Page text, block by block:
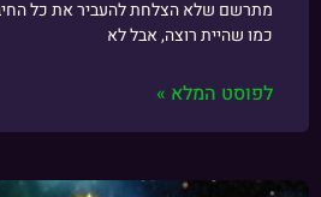
מתרשם שלא הצלחת להעביר את כל
כמו שהיית רוצה, אבל לא
לפוסט המלא »